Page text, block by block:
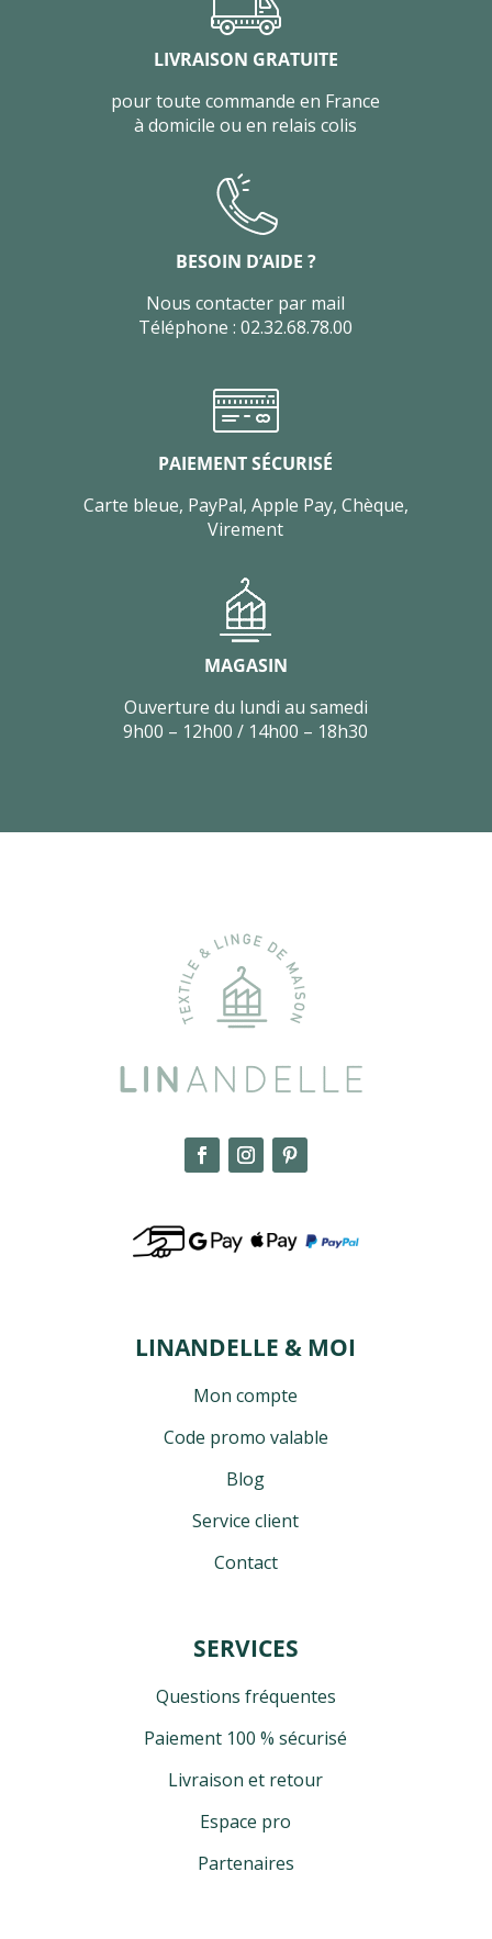
LIVRAISON GRATUITE
pour toute commande en France
à domicile ou en relais colis
BESOIN D’AIDE ?
Nous contacter par mail
Téléphone : 02.32.68.78.00
PAIEMENT SÉCURISÉ
Carte bleue, PayPal, Apple Pay, Chèque,
Virement
MAGASIN
Ouverture du lundi au samedi
9h00 – 12h00 / 14h00 – 18h30
LINANDELLE & MOI
Mon compte
Code promo valable
Blog
Service client
Contact
SERVICES
Questions fréquentes
Paiement 100 % sécurisé
Livraison et retour
Espace pro
Partenaires